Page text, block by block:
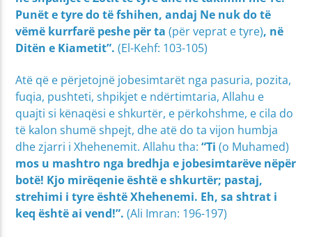
Punët e tyre do të fshihen, andaj Ne nuk do të
vëmë kurrfarë peshe për ta(për veprat e tyre), në
Ditën e Kiametit”. (El-Kehf: 103-105)
Atë që e përjetojnë jobesimtarët nga pasuria, pozita,
fuqia, pushteti, shpikjet e ndërtimtaria, Allahu e
quajti si kënaqësi e shkurtër, e përkohshme, e cila do
të kalon shumë shpejt, dhe atë do ta vijon humbja
dhe zjarri i Xhehenemit. Allahu tha:“Ti(o Muhamed)
mos u mashtro nga bredhja e jobesimtarëve nëpër
botë! Kjo mirëqenie është e shkurtër; pastaj,
strehimi i tyre është Xhehenemi. Eh, sa shtrat i
keq është ai vend!”.(Ali Imran: 196-197)